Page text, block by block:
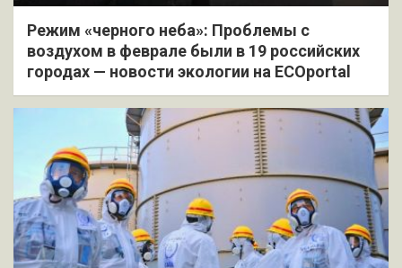
Режим «черного неба»: Проблемы с
воздухом в феврале были в 19 российских
городах — новости экологии на ECOportal